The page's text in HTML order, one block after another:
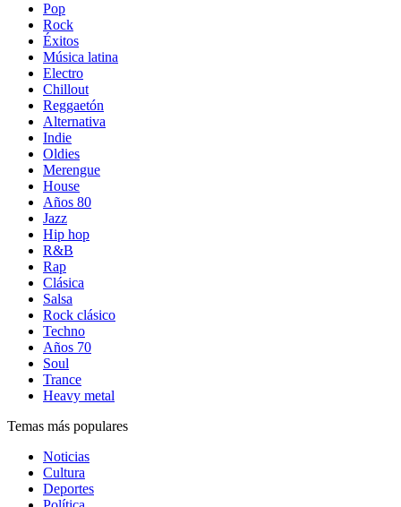
Pop
Rock
Éxitos
Música latina
Electro
Chillout
Reggaetón
Alternativa
Indie
Oldies
Merengue
House
Años 80
Jazz
Hip hop
R&B
Rap
Clásica
Salsa
Rock clásico
Techno
Años 70
Soul
Trance
Heavy metal
Temas más populares
Noticias
Cultura
Deportes